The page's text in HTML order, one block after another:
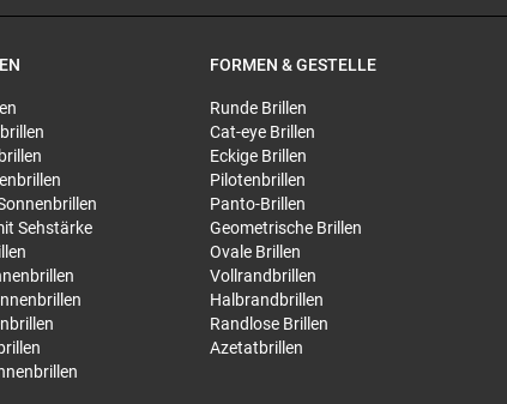
Sehstärke
FORMEN & GESTELLE
Runde Brillen
Cat-eye Brillen
Eckige Brillen
Pilotenbrillen
Panto-Brillen
Geometrische Brillen
Ovale Brillen
Vollrandbrillen
Halbrandbrillen
Randlose Brillen
Azetatbrillen